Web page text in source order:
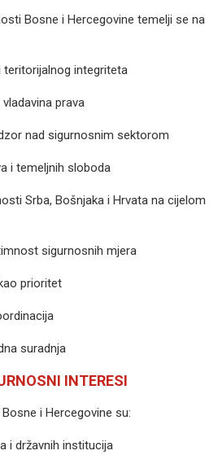
Bosne i Hercegovine temelji se na
teritorijalnog integriteta
prava
nad sigurnosnim sektorom
i temeljnih sloboda
Srba, Bošnjaka i Hrvata na cijelom
sigurnosnih mjera
prioritet
suradnja
INTERESI
i Hercegovine su:
i državnih institucija